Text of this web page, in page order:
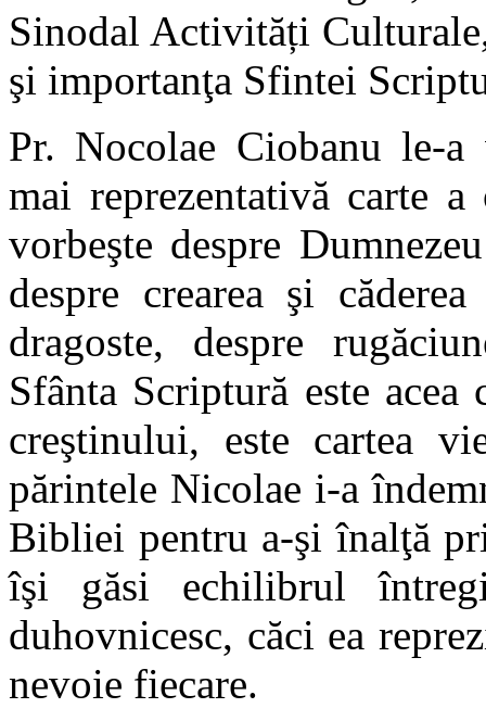
Sinodal Activități
şi importanţa Sfintei
Pr. Nocolae Ciobanu le-
mai reprezentativă carte
vorbeşte despre
despre crearea şi
dragoste, despre
Sfânta Scriptură este
creştinului, este cartea
părintele Nicolae i-a
Bibliei pentru a-şi înalţă
îşi găsi echilibrul
duhovnicesc, căci ea
nevoie fiecare.